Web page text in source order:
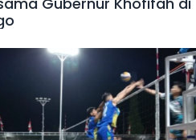
Gubernur Khofifah di